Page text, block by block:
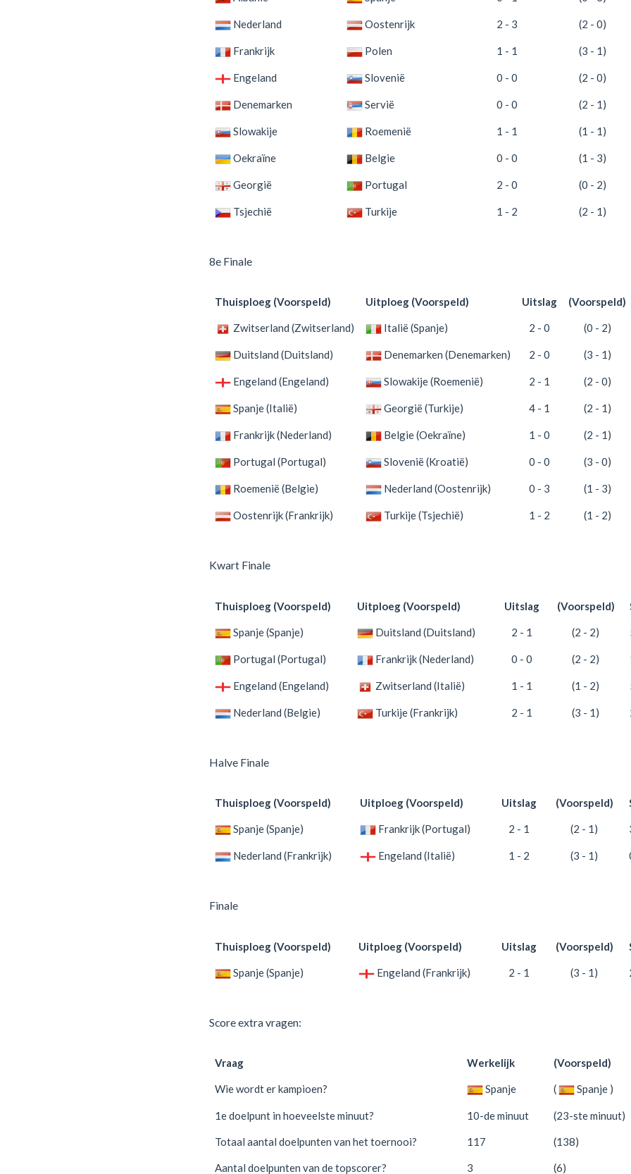
Nederland Oostenrijk 2 - 3 (2 - 0)
Frankrijk Polen 1 - 1 (3 - 1)
Engeland Slovenië 0 - 0 (2 - 0)
Denemarken Servië 0 - 0 (2 - 1)
Slowakije Roemenië 1 - 1 (1 - 1)
Oekraïne Belgie 0 - 0 (1 - 3)
Georgië Portugal 2 - 0 (0 - 2)
Tsjechië Turkije 1 - 2 (2 - 1)
8e Finale
Thuisploeg (Voorspeld) Uitploeg (Voorspeld) Uitslag (Voorspeld)
Zwitserland (Zwitserland) Italië (Spanje) 2 - 0 (0 - 2)
Duitsland (Duitsland) Denemarken (Denemarken) 2 - 0 (3 - 1)
Engeland (Engeland) Slowakije (Roemenië) 2 - 1 (2 - 0)
Spanje (Italië) Georgië (Turkije) 4 - 1 (2 - 1)
Frankrijk (Nederland) Belgie (Oekraïne) 1 - 0 (2 - 1)
Portugal (Portugal) Slovenië (Kroatië) 0 - 0 (3 - 0)
Roemenië (Belgie) Nederland (Oostenrijk) 0 - 3 (1 - 3)
Oostenrijk (Frankrijk) Turkije (Tsjechië) 1 - 2 (1 - 2)
Kwart Finale
Thuisploeg (Voorspeld) Uitploeg (Voorspeld) Uitslag (Voorspeld)
Spanje (Spanje) Duitsland (Duitsland) 2 - 1 (2 - 2)
Portugal (Portugal) Frankrijk (Nederland) 0 - 0 (2 - 2)
Engeland (Engeland) Zwitserland (Italië) 1 - 1 (1 - 2)
Nederland (Belgie) Turkije (Frankrijk) 2 - 1 (3 - 1)
Halve Finale
Thuisploeg (Voorspeld) Uitploeg (Voorspeld) Uitslag (Voorspeld)
Spanje (Spanje) Frankrijk (Portugal) 2 - 1 (2 - 1)
Nederland (Frankrijk) Engeland (Italië) 1 - 2 (3 - 1)
Finale
Thuisploeg (Voorspeld) Uitploeg (Voorspeld) Uitslag (Voorspeld)
Spanje (Spanje) Engeland (Frankrijk) 2 - 1 (3 - 1)
Score extra vragen:
Vraag Werkelijk (Voorspeld)
Wie wordt er kampioen? Spanje ( Spanje )
1e doelpunt in hoeveelste minuut? 10-de minuut (23-ste minuut)
Totaal aantal doelpunten van het toernooi? 117 (138)
Aantal doelpunten van de topscorer? 3 (6)